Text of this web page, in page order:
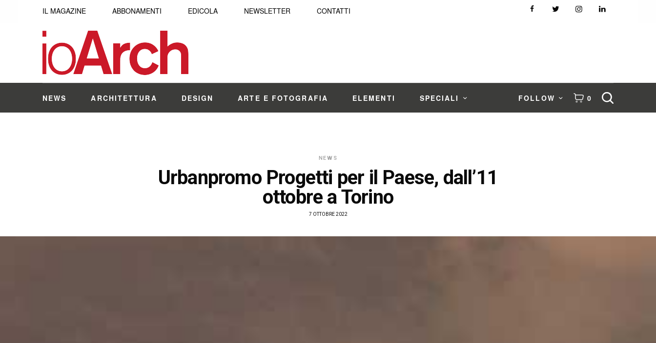
IL MAGAZINE ABBONAMENTI EDICOLA NEWSLETTER CONTATTI
NEWS ARCHITETTURA DESIGN ARTE E FOTOGRAFIA ELEMENTI SPECIALI FOLLOW 0
NEWS
Urbanpromo Progetti per il Paese, dall’11
ottobre a Torino
7 OTTOBRE 2022